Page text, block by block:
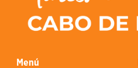
Menú